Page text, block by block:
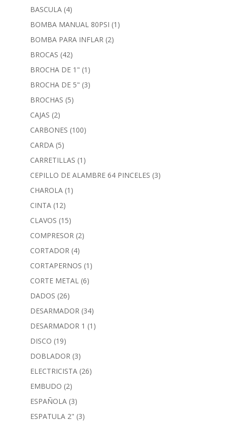
BASCULA (4)
BOMBA MANUAL 80PSI (1)
BOMBA PARA INFLAR (2)
BROCAS (42)
BROCHA DE 1" (1)
BROCHA DE 5" (3)
BROCHAS (5)
CAJAS (2)
CARBONES (100)
CARDA (5)
CARRETILLAS (1)
CEPILLO DE ALAMBRE 64 PINCELES (3)
CHAROLA (1)
CINTA (12)
CLAVOS (15)
COMPRESOR (2)
CORTADOR (4)
CORTAPERNOS (1)
CORTE METAL (6)
DADOS (26)
DESARMADOR (34)
DESARMADOR 1 (1)
DISCO (19)
DOBLADOR (3)
ELECTRICISTA (26)
EMBUDO (2)
ESPAÑOLA (3)
ESPATULA 2" (3)